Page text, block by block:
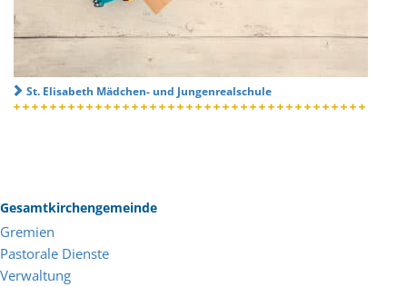
St. Elisabeth Mädchen- und Jungenrealschule
Gesamtkirchengemeinde
Gremien
Pastorale Dienste
Verwaltung